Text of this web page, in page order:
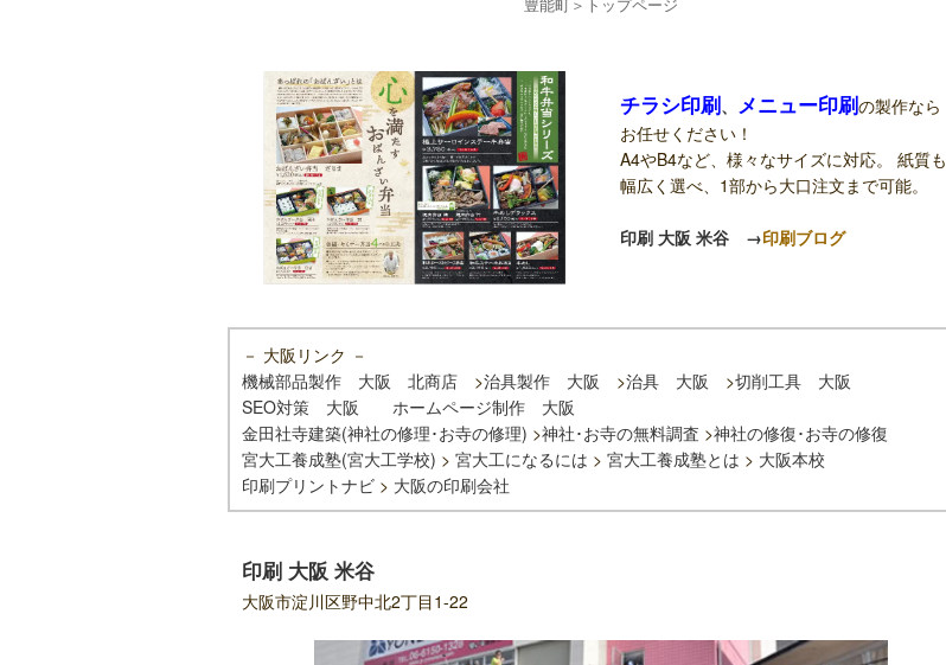
豊能町＞ トップページ
チラシ印刷、 メニュー印刷の製作なら
お任せください！
A4やB4など、様々なサイズに対応。 紙質も
幅広く選べ、1部から大口注文まで可能。
印刷 大阪 米谷→印刷ブログ
－ 大阪リンク －
機械部品製作 大阪 北商店 >治具製作 大阪 >治具 大阪 >切削工具 大阪
SEO対策 大阪
ホームページ制作 大阪
金田社寺建築(神社の修理･お寺の修理) >神社･お寺の無料調査 >神社の修復･お寺の修復
宮大工養成塾(宮大工学校) > 宮大工になるには > 宮大工養成塾とは > 大阪本校
印刷プリントナビ > 大阪の印刷会社
印刷 大阪 米谷
大阪市淀川区野中北2丁目1-22